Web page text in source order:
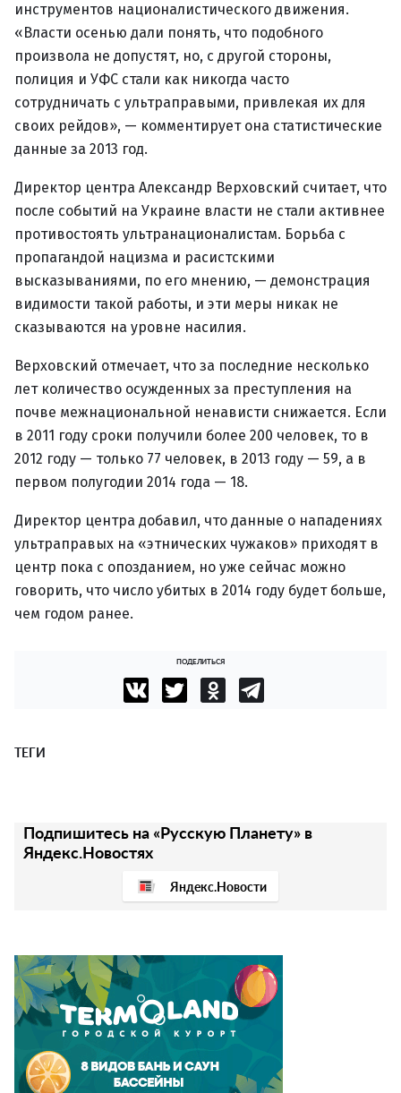
инструментов националистического движения.
«Власти осенью дали понять, что подобного
произвола не допустят, но, с другой стороны,
полиция и УФС стали как никогда часто
сотрудничать с ультраправыми, привлекая их для
своих рейдов», — комментирует она статистические
данные за 2013 год.
Директор центра Александр Верховский считает, что
после событий на Украине власти не стали активнее
противостоять ультранационалистам. Борьба с
пропагандой нацизма и расистскими
высказываниями, по его мнению, — демонстрация
видимости такой работы, и эти меры никак не
сказываются на уровне насилия.
Верховский отмечает, что за последние несколько
лет количество осужденных за преступления на
почве межнациональной ненависти снижается. Если
в 2011 году сроки получили более 200 человек, то в
2012 году — только 77 человек, в 2013 году — 59, а в
первом полугодии 2014 года — 18.
Директор центра добавил, что данные о нападениях
ультраправых на «этнических чужаков» приходят в
центр пока с опозданием, но уже сейчас можно
говорить, что число убитых в 2014 году будет больше,
чем годом ранее.
ПОДЕЛИТЬСЯ
ТЕГИ
Подпишитесь на «Русскую Планету» в
Яндекс.Новостях
Яндекс.Новости